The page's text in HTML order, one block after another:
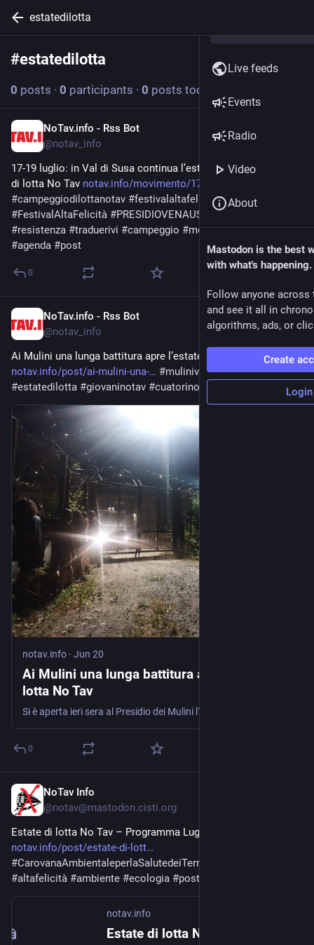
estatedilotta
#estatedilotta Follow hashtag
0 posts · 0 participants · 0 posts today
NoTav.info - Rss Bot
@notav_info
17-19 luglio: in Val di Susa continua l’estate con il campeggio
di lotta No Tav notav.info/movimento/17-19-lug
#campeggiodilottanotav #festivalaltafelicità
#FestivalAltaFelicità #PRESIDIOVENAUS
estatedilotta
#resistenza #traduerivi #campeggio #movimento #sandidero
#agenda #post
0
Jun 20
NoTav.info - Rss Bot
@notav_info
Ai Mulini una lunga battitura apre l’estate di lotta No Tav
notav.info/post/ai-mulini-una-
#mulinivalclarea
#estatedilotta #giovaninotav #cuatorino
notav.info · Jun 20
Ai Mulini una lunga battitura apre l'estate di
lotta No Tav
0
NoTav Info
@notav@mastodon.cisti.org
Estate di lotta No Tav – Programma Luglio 2021
notav.info/post/estate-di-lott
#CarovanaAmbientaleperlaSalutedeiTerritori
#altafelicità #ambiente #ecologia #post
notav.info
Live feeds
Events
Radio
Video
About
Mastodon is the best
with what's happening.
Follow anyone across
and see it all in
algorithms, ads, or
Create
Login